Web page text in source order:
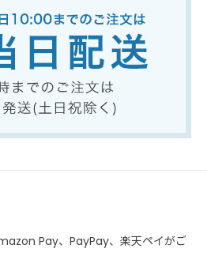
Pay、PayPay、楽天ペイがご